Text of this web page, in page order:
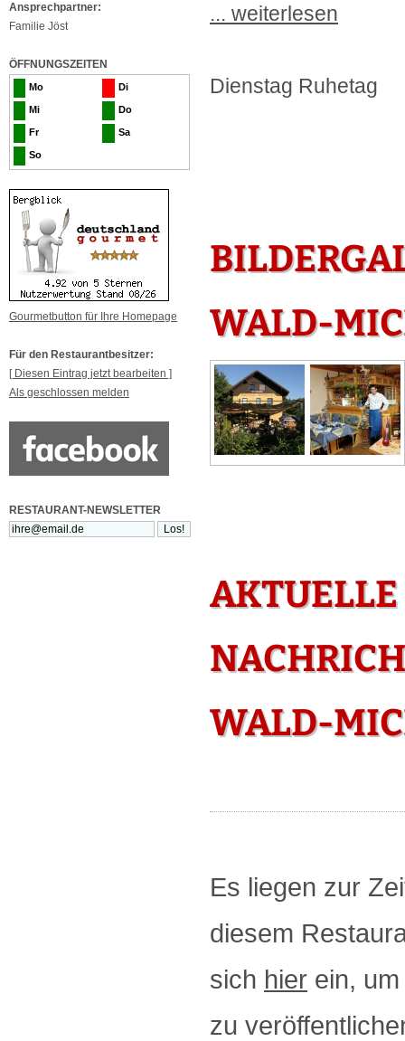
Ansprechpartner:
Familie Jöst
ÖFFNUNGSZEITEN
Mo Di
Mi Do
Fr Sa
So
Gourmetbutton für Ihre Homepage
Für den Restaurantbesitzer:
[ Diesen Eintrag jetzt bearbeiten ]
Als geschlossen melden
RESTAURANT-NEWSLETTER
... weiterlesen
Dienstag Ruhetag
WALD-
WALD-
Es liegen zur
diesem
sich hier ein,
zu